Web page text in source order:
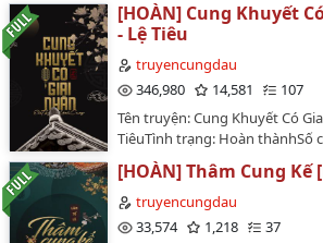
[HOÀN] Cung Khuyết
- Lệ Tiêu
truyencungdau
346,980
14,581
107
Tên truyện: Cung Khuyết Có
TiêuTình trạng: Hoàn thànhSố
Nguyên tác, ngôn tình, cổ đại,
cung đình hầu tước, góc nhìn
cung sâu thẳm, mỗi người một
rảnh rỗi nhóm cung nữ vẫn
[HOÀN] Thâm Cung Kế
truyencungdau
33,574
1,218
37